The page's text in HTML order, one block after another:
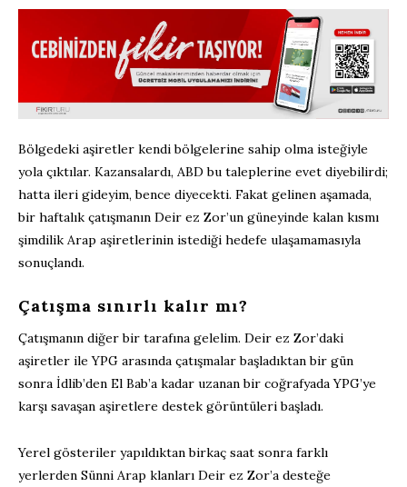
Bölgedeki aşiretler kendi bölgelerine sahip olma isteğiyle
yola çıktılar. Kazansalardı, ABD bu taleplerine evet diyebilirdi;
hatta ileri gideyim, bence diyecekti. Fakat gelinen aşamada,
bir haftalık çatışmanın Deir ez Zor’un güneyinde kalan kısmı
şimdilik Arap aşiretlerinin istediği hedefe ulaşamamasıyla
sonuçlandı.
Çatışma sınırlı kalır mı?
Çatışmanın diğer bir tarafına gelelim. Deir ez Zor’daki
aşiretler ile YPG arasında çatışmalar başladıktan bir gün
sonra İdlib’den El Bab’a kadar uzanan bir coğrafyada YPG’ye
karşı savaşan aşiretlere destek görüntüleri başladı.
Yerel gösteriler yapıldıktan birkaç saat sonra farklı
yerlerden Sünni Arap klanları Deir ez Zor’a desteğe